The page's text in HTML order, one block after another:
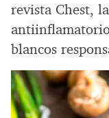
revista Chest,
blancos